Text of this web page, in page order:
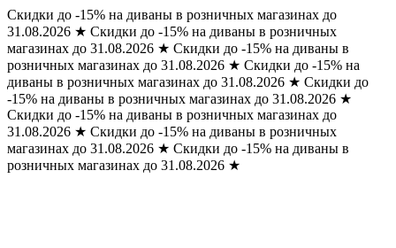
Скидки до -15% на диваны в розничных магазинах до
31.08.2026 ★ Скидки до -15% на диваны в розничных
магазинах до 31.08.2026 ★ Скидки до -15% на диваны в
розничных магазинах до 31.08.2026 ★ Скидки до -15% на
диваны в розничных магазинах до 31.08.2026 ★ Скидки до
-15% на диваны в розничных магазинах до 31.08.2026 ★
Скидки до -15% на диваны в розничных магазинах до
31.08.2026 ★ Скидки до -15% на диваны в розничных
магазинах до 31.08.2026 ★ Скидки до -15% на диваны в
розничных магазинах до 31.08.2026 ★